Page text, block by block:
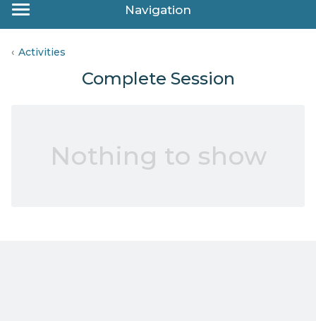
Navigation
Activities
Complete Session
Nothing to show